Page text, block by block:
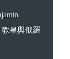
教皇與俄羅